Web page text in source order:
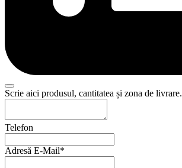
Scrie aici produsul, cantitatea și zona de livrare.
Telefon
Adresă E-Mail*